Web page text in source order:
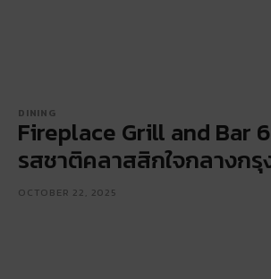
DINING
Fireplace Grill and Bar
รสชาติคลาสสิกใจกลางก
OCTOBER 22, 2025